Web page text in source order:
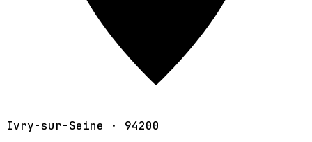
Ivry-sur-Seine · 94200